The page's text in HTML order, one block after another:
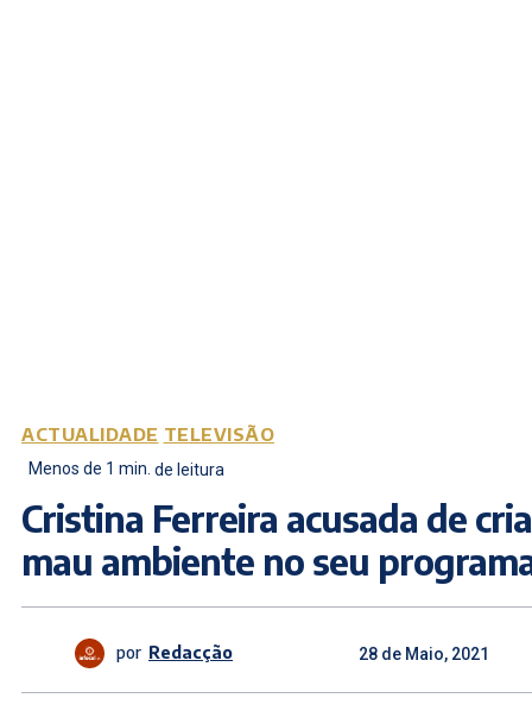
ACTUALIDADE TELEVISÃO
Menos de 1 min. de leitura
Cristina Ferreira acusada de
mau ambiente no seu
por Redacção 28 de Maio, 2021